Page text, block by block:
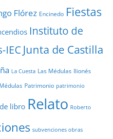
Flórez Encinedo Fiestas
Instituto de
IEC Junta de Castilla
La Cuesta Las Médulas llionés
Médulas Patrimonio patrimonio
libro Relato Roberto
subvenciones obras